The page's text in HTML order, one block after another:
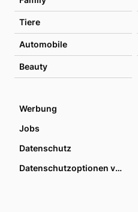
Tiere
Automobile
Beauty
Werbung
Jobs
Datenschutz
Datenschutzoptionen verwalten